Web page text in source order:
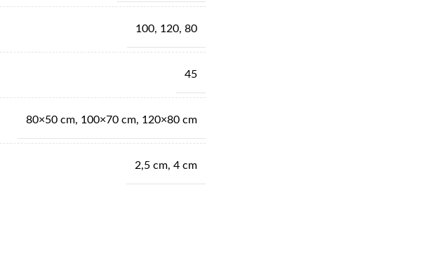
100, 120, 80
45
80×50 cm, 100×70 cm, 120×80 cm
2,5 cm, 4 cm